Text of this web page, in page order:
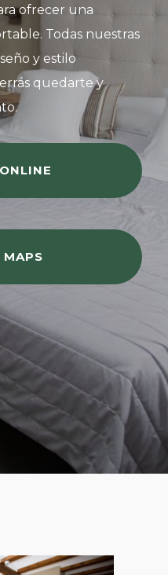
ofrecer una
Todas nuestras
y estilo
quedarte y
MAPS